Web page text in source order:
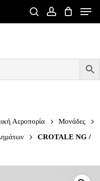
searchaccount
Menu
Αεροπορία
Μονάδες
CROTALE NG /